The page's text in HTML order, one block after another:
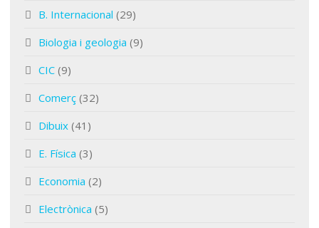
B. Internacional (29)
Biologia i geologia (9)
CIC (9)
Comerç (32)
Dibuix (41)
E. Física (3)
Economia (2)
Electrònica (5)